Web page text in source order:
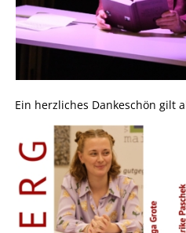
Ein herzliches Dankeschön gilt